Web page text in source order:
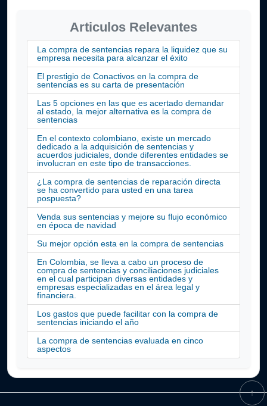
Articulos Relevantes
La compra de sentencias repara la liquidez que su
empresa necesita para alcanzar el éxito
El prestigio de Conactivos en la compra de
sentencias es su carta de presentación
Las 5 opciones en las que es acertado demandar
al estado, la mejor alternativa es la compra de
sentencias
En el contexto colombiano, existe un mercado
dedicado a la adquisición de sentencias y
acuerdos judiciales, donde diferentes entidades se
involucran en este tipo de transacciones.
¿La compra de sentencias de reparación directa
se ha convertido para usted en una tarea
pospuesta?
Venda sus sentencias y mejore su flujo económico
en época de navidad
Su mejor opción esta en la compra de sentencias
En Colombia, se lleva a cabo un proceso de
compra de sentencias y conciliaciones judiciales
en el cual participan diversas entidades y
empresas especializadas en el área legal y
financiera.
Los gastos que puede facilitar con la compra de
sentencias iniciando el año
La compra de sentencias evaluada en cinco
aspectos
↑